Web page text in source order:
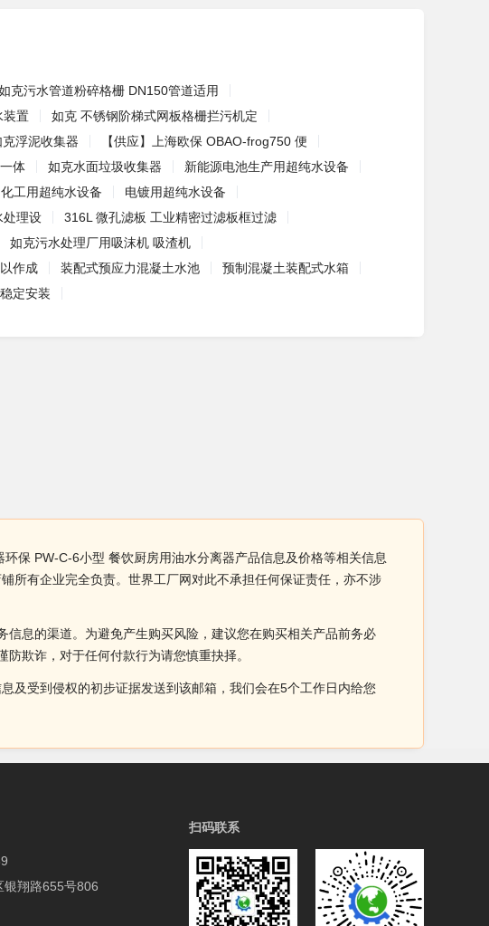
克污水管道粉碎格栅 DN150管道适用
装置
如克 不锈钢阶梯式网板格栅拦污机定
浮泥收集器
【供应】上海欧保 OBAO-frog750 便
体 如克水面垃圾收集器
新能源电池生产用超纯水设备
工用超纯水设备
电镀用超纯水设备
处理设
316L 微孔滤板 工业精密过滤板框过滤
如克污水处理厂用吸沫机 吸渣机
作成 装配式预应力混凝土水池
预制混凝土装配式水箱
定安装
保 PW-C-6小型 餐饮厨房用油水分离器产品信息及价格等相关信息
所有企业完全负责。世界工厂网对此不承担任何保证责任，亦不涉
息的渠道。为避免产生购买风险，建议您在购买相关产品前务必
欺诈，对于任何付款行为请您慎重抉择。
及受到侵权的初步证据发送到该邮箱，我们会在5个工作日内给您
银翔路655号806
扫码联系